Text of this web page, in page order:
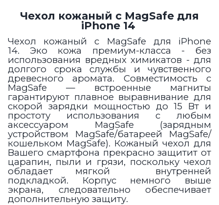
Чехол кожаный с MagSafe для
iPhone 14
Чехол кожаный с MagSafe для iPhone
14. Эко кожа премиум-класса - без
использования вредных химикатов - для
долгого срока службы и чувственного
древесного аромата. Совместимость с
MagSafe — встроенные магниты
гарантируют плавное выравнивание для
скорой зарядки мощностью до 15 Вт и
простоту использования с любым
аксессуаром MagSafe (зарядным
устройством MagSafe/батареей MagSafe/
кошельком MagSafe). Кожаный чехол для
Вашего смартфона прекрасно защитит от
царапин, пыли и грязи, поскольку чехол
обладает мягкой внутренней
подкладкой. Корпус немного выше
экрана, следовательно обеспечивает
дополнительную защиту.